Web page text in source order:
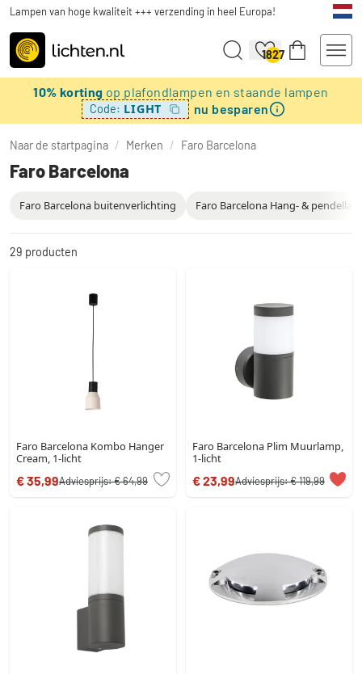
Lampen van hoge kwaliteit +++ verzending in heel Europa!
1827
10% korting op plafondlampen en staande lampen
Code: LIGHT nu besparen
Naar de startpagina / Merken / Faro Barcelona
Faro Barcelona
Faro Barcelona buitenverlichting Faro Barcelona Hang- &
29 producten
Faro Barcelona Kombo Hanger
Cream, 1-licht
€ 35,99Adviesprijs:€ 64,99
Faro Barcelona Plim Muurlamp,
1-licht
€ 23,99Adviesprijs:€ 119,99